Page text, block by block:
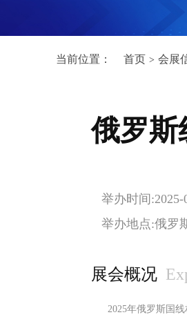
当前位置： 首页 > 会展
俄罗斯
举办时间:2025-
举办地点:俄罗
展会概况
2025年俄罗斯国